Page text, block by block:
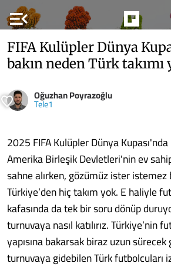
menu_open
FIFA Kulüpler Dünya
bakın neden Türk takımı
Oğuzhan Poyrazoğlu
Tele1
2025 FIFA Kulüpler Dünya
Amerika Birleşik Devletleri'nin ev
sahne alırken, gözümüz ister istemez
Türkiye’den hiç takım yok. E haliyle
kafasında da tek bir soru dönüp
turnuvaya nasıl katılırız. Türkiye’nin
yapısına bakarsak biraz uzun
turnuvaya gidebilen Türk futbolcuları